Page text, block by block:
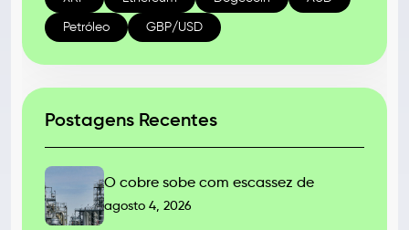
Petróleo GBP/USD
Postagens Recentes
O cobre sobe com escassez de
agosto 4, 2026